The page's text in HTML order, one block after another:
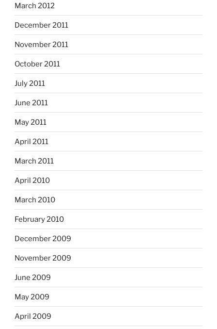
March 2012
December 2011
November 2011
October 2011
July 2011
June 2011
May 2011
April 2011
March 2011
April 2010
March 2010
February 2010
December 2009
November 2009
June 2009
May 2009
April 2009